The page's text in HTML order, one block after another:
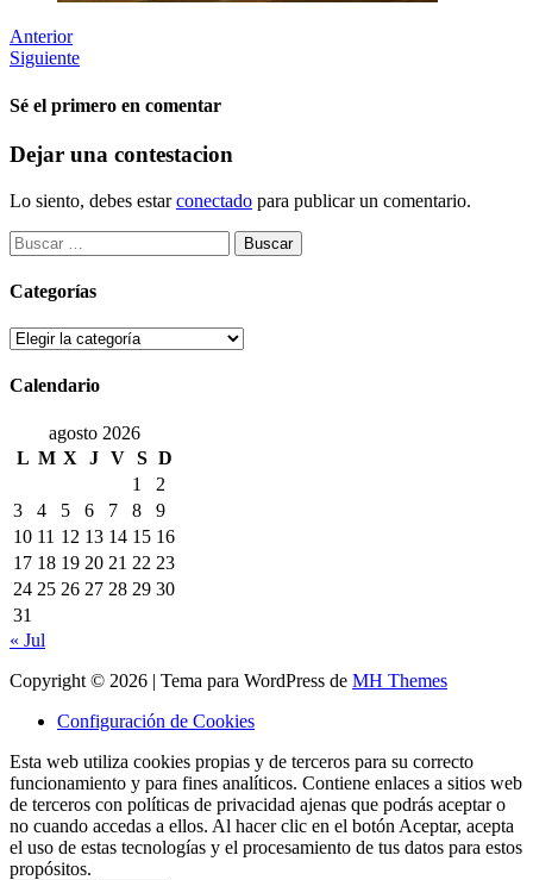
Anterior
Siguiente
Sé el primero en comentar
Dejar una contestacion
Lo siento, debes estarconectado para publicar un comentario.
Buscar:
Categorías
Categorías
Calendario
agosto 2026
L M X J V S D
1
2
3
4 5 6 7 8
9
10 11 12 13 14 15 16
17 18 19 20 21 22 23
24 25 26 27 28 29 30
31
« Jul
Copyright © 2026 | Tema para WordPress de MH Themes
Configuración de Cookies
Esta web utiliza cookies propias y de terceros para su correcto
funcionamiento y para fines analíticos. Contiene enlaces a sitios web
de terceros con políticas de privacidad ajenas que podrás aceptar o
no cuando accedas a ellos. Al hacer clic en el botón Aceptar, acepta
el uso de estas tecnologías y el procesamiento de tus datos para estos
propósitos.